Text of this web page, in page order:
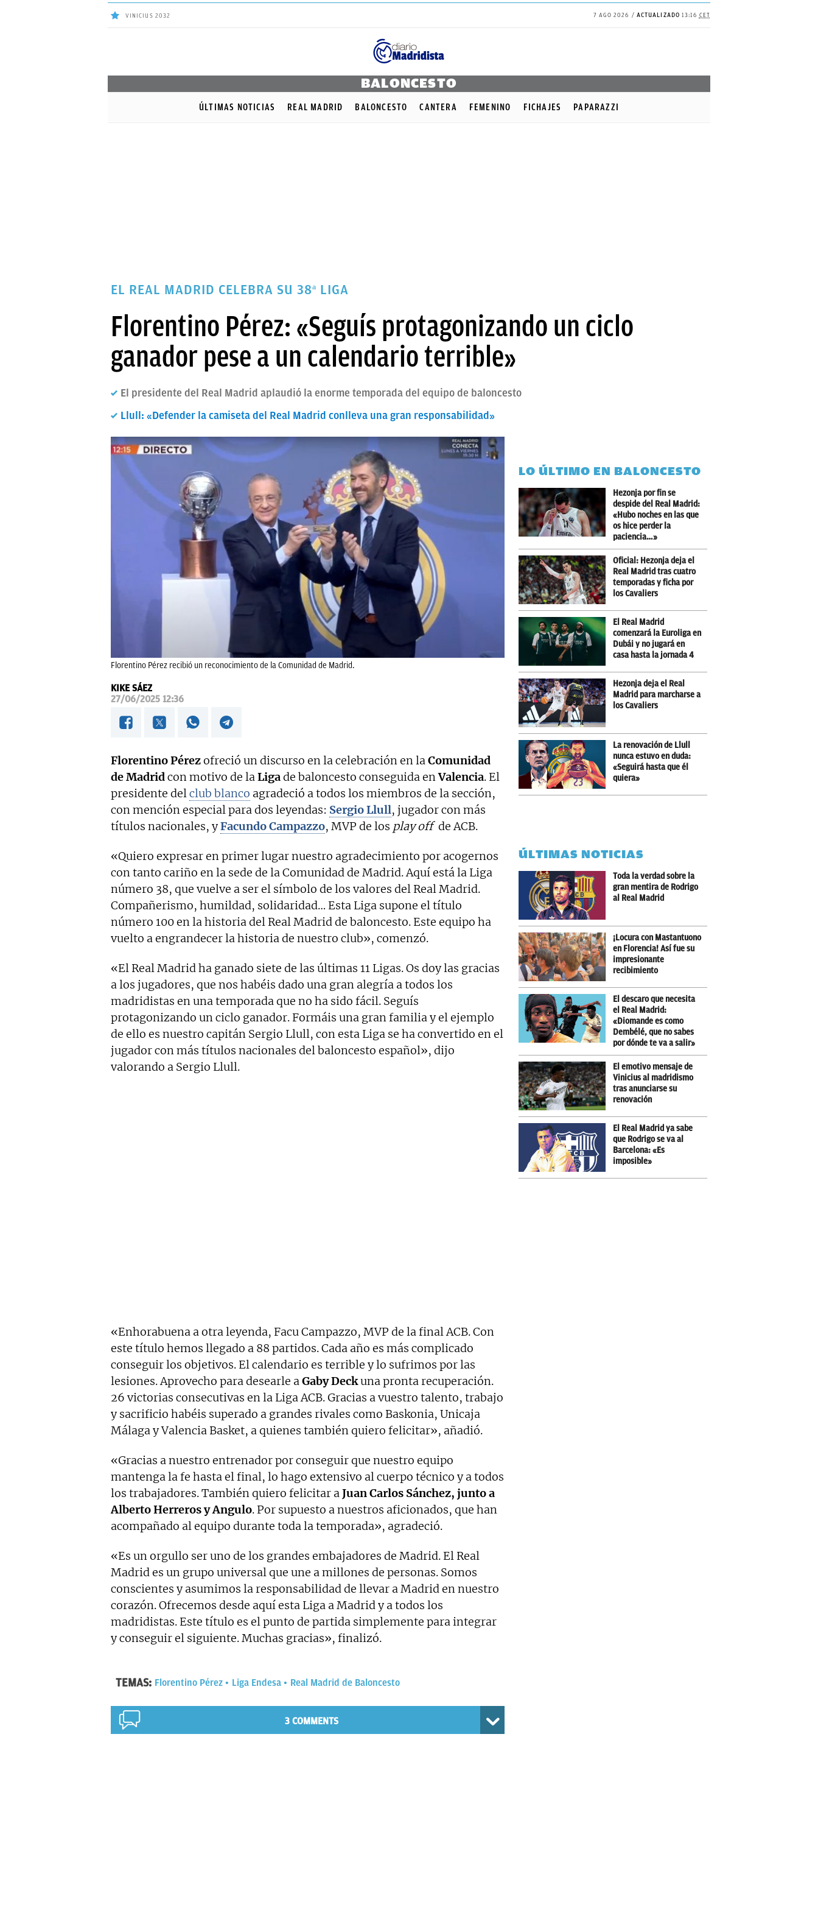
VINICIUS 2032 7 AGO 2026 ACTUALIZADO 13:16 CET
ÚLTIMAS
PAPARAZZI
BALONCESTO
ÚLTIMAS NOTICIAS REAL MADRID BALONCESTO CANTERA FEMENINO FICHAJES PAPARAZZI
EL REAL MADRID CELEBRA SU 38ª LIGA
Florentino Pérez: «Seguís protagonizando un ciclo
ganador pese a un calendario terrible»
El presidente del Real Madrid aplaudió la enorme temporada del equipo de baloncesto
Llull: «Defender la camiseta del Real Madrid conlleva una gran responsabilidad»
Florentino Pérez recibió un reconocimiento de la Comunidad de Madrid.
KIKE SÁEZ
27/06/2025 12:36
Florentino Pérezofreció un discurso en la celebración en laComunidad
de Madridcon motivo de laLigade baloncesto conseguida enValencia. El
presidente delclub blanco agradeció a todos los miembros de la sección,
con mención especial para dos leyendas: Sergio Llull, jugador con más
títulos nacionales, yFacundo Campazzo, MVP de los play off de ACB.
«Quiero expresar en primer lugar nuestro agradecimiento por acogernos
con tanto cariño en la sede de la Comunidad de Madrid. Aquí está la Liga
número 38, que vuelve a ser el símbolo de los valores del Real Madrid.
Compañerismo, humildad, solidaridad… Esta Liga supone el título
número 100 en la historia del Real Madrid de baloncesto. Este equipo ha
vuelto a engrandecer la historia de nuestro club», comenzó.
«El Real Madrid ha ganado siete de las últimas 11 Ligas. Os doy las gracias
a los jugadores, que nos habéis dado una gran alegría a todos los
madridistas en una temporada que no ha sido fácil. Seguís
protagonizando un ciclo ganador. Formáis una gran familia y el ejemplo
de ello es nuestro capitán Sergio Llull, con esta Liga se ha convertido en el
jugador con más títulos nacionales del baloncesto español», dijo
valorando a Sergio Llull.
«Enhorabuena a otra leyenda, Facu Campazzo, MVP de la final ACB. Con
este título hemos llegado a 88 partidos. Cada año es más complicado
conseguir los objetivos. El calendario es terrible y lo sufrimos por las
lesiones. Aprovecho para desearle aGabyDeckuna pronta recuperación.
26 victorias consecutivas en la Liga ACB. Gracias a vuestro talento, trabajo
y sacrificio habéis superado a grandes rivales como Baskonia, Unicaja
Málaga y Valencia Basket, a quienes también quiero felicitar», añadió.
«Gracias a nuestro entrenador por conseguir que nuestro equipo
mantenga la fe hasta el final, lo hago extensivo al cuerpo técnico y a todos
los trabajadores. También quiero felicitar aJuan Carlos Sánchez, junto a
Alberto Herreros y Angulo. Por supuesto a nuestros aficionados, que han
acompañado al equipo durante toda la temporada», agradeció.
«Es un orgullo ser uno de los grandes embajadores de Madrid. El Real
Madrid es un grupo universal que une a millones de personas. Somos
conscientes y asumimos la responsabilidad de llevar a Madrid en nuestro
corazón. Ofrecemos desde aquí esta Liga a Madrid y a todos los
madridistas. Este título es el punto de partida simplemente para integrar
y conseguir el siguiente. Muchas gracias», finalizó.
TEMAS: Florentino Pérez Liga Endesa Real Madrid de Baloncesto
3 COMMENTS
LO ÚLTIMO EN BALONCESTO
Hezonja por fin se
despide del Real Madrid:
«Hubo noches en las que
os hice perder la
paciencia…»
Oficial: Hezonja deja el
Real Madrid tras cuatro
temporadas y ficha por
los Cavaliers
El Real Madrid
comenzará la Euroliga en
Dubái y no jugará en
casa hasta la jornada 4
Hezonja deja el Real
Madrid para marcharse a
los Cavaliers
La renovación de Llull
nunca estuvo en duda:
«Seguirá hasta que él
quiera»
ÚLTIMAS NOTICIAS
Toda la verdad sobre la
gran mentira de Rodrigo
al Real Madrid
¡Locura con Mastantuono
en Florencia! Así fue su
impresionante
recibimiento
El descaro que necesita
el Real Madrid:
«Diomande es como
Dembélé, que no sabes
por dónde te va a salir»
El emotivo mensaje de
Vinicius al madridismo
tras anunciarse su
renovación
El Real Madrid ya sabe
que Rodrigo se va al
Barcelona: «Es
imposible»